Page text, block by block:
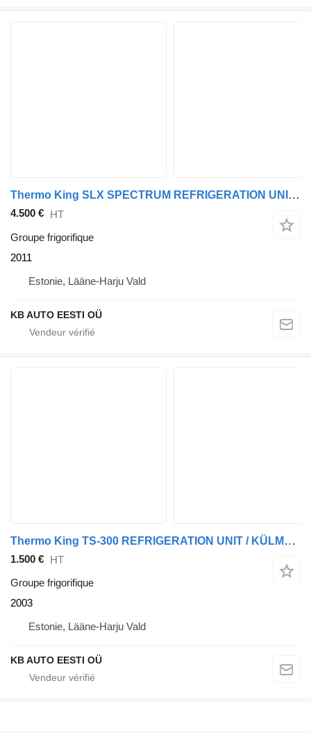
Thermo King SLX SPECTRUM REFRIGERATION UNIT / KÜLMASEADE
4.500 € HT
Groupe frigorifique
2011
Estonie, Lääne-Harju Vald
KB AUTO EESTI OÜ
Thermo King TS-300 REFRIGERATION UNIT / KÜLMASEADE
1.500 € HT
Groupe frigorifique
2003
Estonie, Lääne-Harju Vald
KB AUTO EESTI OÜ